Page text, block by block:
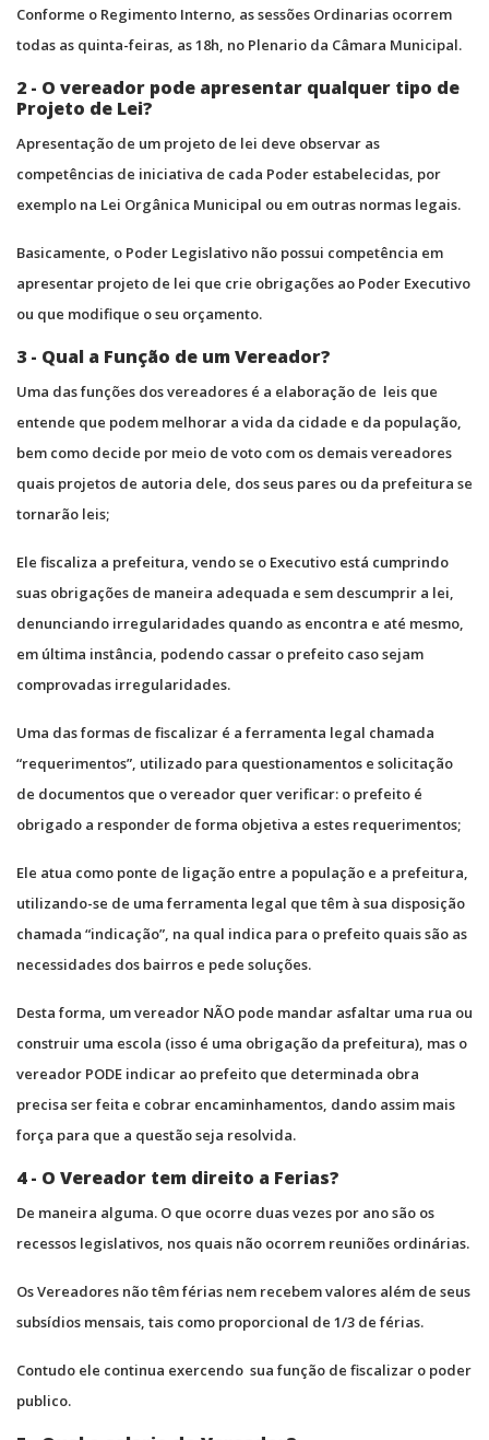
Conforme o Regimento Interno, as sessões Ordinarias ocorrem
todas as quinta-feiras, as 18h, no Plenario da Câmara Municipal.
2 - O vereador pode apresentar qualquer tipo de
Projeto de Lei?
Apresentação de um projeto de lei deve observar as
competências de iniciativa de cada Poder estabelecidas, por
exemplo na Lei Orgânica Municipal ou em outras normas legais.
Basicamente, o Poder Legislativo não possui competência em
apresentar projeto de lei que crie obrigações ao Poder Executivo
ou que modifique o seu orçamento.
3 - Qual a Função de um Vereador?
Uma das funções dos vereadores é a elaboração de leis que
entende que podem melhorar a vida da cidade e da população,
bem como decide por meio de voto com os demais vereadores
quais projetos de autoria dele, dos seus pares ou da prefeitura se
tornarão leis;
Ele fiscaliza a prefeitura, vendo se o Executivo está cumprindo
suas obrigações de maneira adequada e sem descumprir a lei,
denunciando irregularidades quando as encontra e até mesmo,
em última instância, podendo cassar o prefeito caso sejam
comprovadas irregularidades.
Uma das formas de fiscalizar é a ferramenta legal chamada
“requerimentos”, utilizado para questionamentos e solicitação
de documentos que o vereador quer verificar: o prefeito é
obrigado a responder de forma objetiva a estes requerimentos;
Ele atua como ponte de ligação entre a população e a prefeitura,
utilizando-se de uma ferramenta legal que têm à sua disposição
chamada “indicação”, na qual indica para o prefeito quais são as
necessidades dos bairros e pede soluções.
Desta forma, um vereador NÃO pode mandar asfaltar uma rua ou
construir uma escola (isso é uma obrigação da prefeitura), mas o
vereador PODE indicar ao prefeito que determinada obra
precisa ser feita e cobrar encaminhamentos, dando assim mais
força para que a questão seja resolvida.
4 - O Vereador tem direito a Ferias?
De maneira alguma. O que ocorre duas vezes por ano são os
recessos legislativos, nos quais não ocorrem reuniões ordinárias.
Os Vereadores não têm férias nem recebem valores além de seus
subsídios mensais, tais como proporcional de 1/3 de férias.
Contudo ele continua exercendo sua função de fiscalizar o poder
publico.